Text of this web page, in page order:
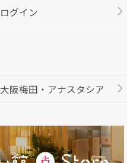
ログイン
大阪梅田・アナスタシア